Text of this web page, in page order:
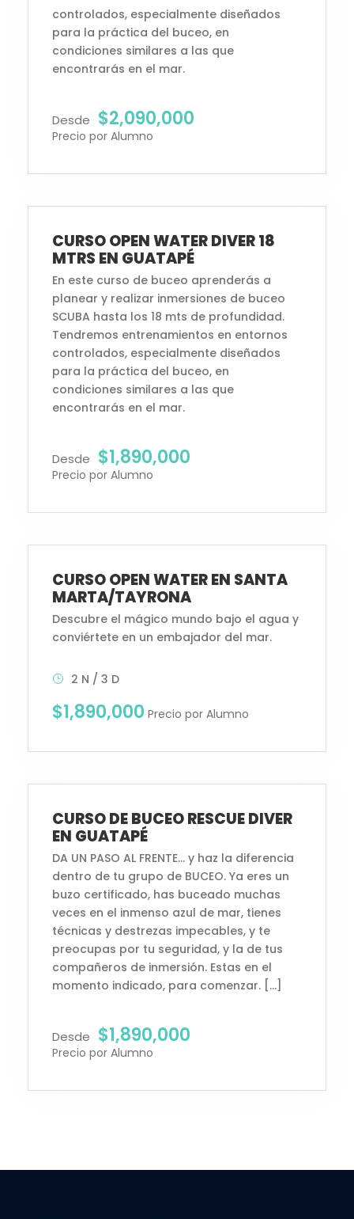
Desde $2,090,000
Precio por Alumno
controlados, especialmente diseñados
para la práctica del buceo, en
condiciones similares a las que
encontrarás en el mar.
CURSO OPEN WATER DIVER 18
MTRS EN GUATAPÉ
Desde $1,890,000
Precio por Alumno
En este curso de buceo aprenderás a
planear y realizar inmersiones de buceo
SCUBA hasta los 18 mts de profundidad.
Tendremos entrenamientos en entornos
controlados, especialmente diseñados
para la práctica del buceo, en
condiciones similares a las que
encontrarás en el mar.
CURSO OPEN WATER EN SANTA
MARTA/TAYRONA
$1,890,000 Precio por Alumno
2 N / 3 D
Descubre el mágico mundo bajo el agua y
conviértete en un embajador del mar.
CURSO DE BUCEO RESCUE DIVER
EN GUATAPÉ
Desde $1,890,000
Precio por Alumno
DA UN PASO AL FRENTE… y haz la diferencia
dentro de tu grupo de BUCEO. Ya eres un
buzo certificado, has buceado muchas
veces en el inmenso azul de mar, tienes
técnicas y destrezas impecables, y te
preocupas por tu seguridad, y la de tus
compañeros de inmersión. Estas en el
momento indicado, para comenzar. […]